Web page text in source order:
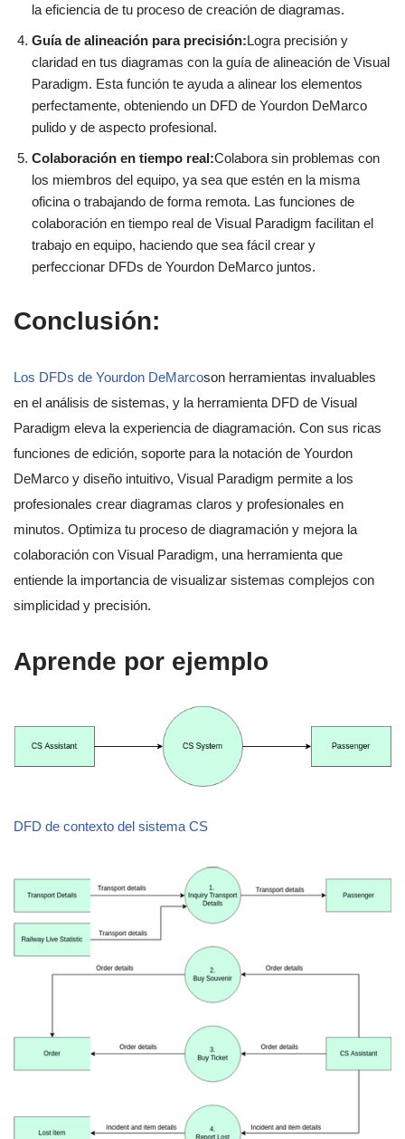
la eficiencia de tu proceso de creación de diagramas.
Guía de alineación para precisión:Logra precisión y
claridad en tus diagramas con la guía de alineación de Visual
Paradigm. Esta función te ayuda a alinear los elementos
perfectamente, obteniendo un DFD de Yourdon DeMarco
pulido y de aspecto profesional.
Colaboración en tiempo real:Colabora sin problemas con
los miembros del equipo, ya sea que estén en la misma
oficina o trabajando de forma remota. Las funciones de
colaboración en tiempo real de Visual Paradigm facilitan el
trabajo en equipo, haciendo que sea fácil crear y
perfeccionar DFDs de Yourdon DeMarco juntos.
Conclusión:
Los DFDs de Yourdon DeMarcoson herramientas invaluables
en el análisis de sistemas, y la herramienta DFD de Visual
Paradigm eleva la experiencia de diagramación. Con sus ricas
funciones de edición, soporte para la notación de Yourdon
DeMarco y diseño intuitivo, Visual Paradigm permite a los
profesionales crear diagramas claros y profesionales en
minutos. Optimiza tu proceso de diagramación y mejora la
colaboración con Visual Paradigm, una herramienta que
entiende la importancia de visualizar sistemas complejos con
simplicidad y precisión.
Aprende por ejemplo
DFD de contexto del sistema CS